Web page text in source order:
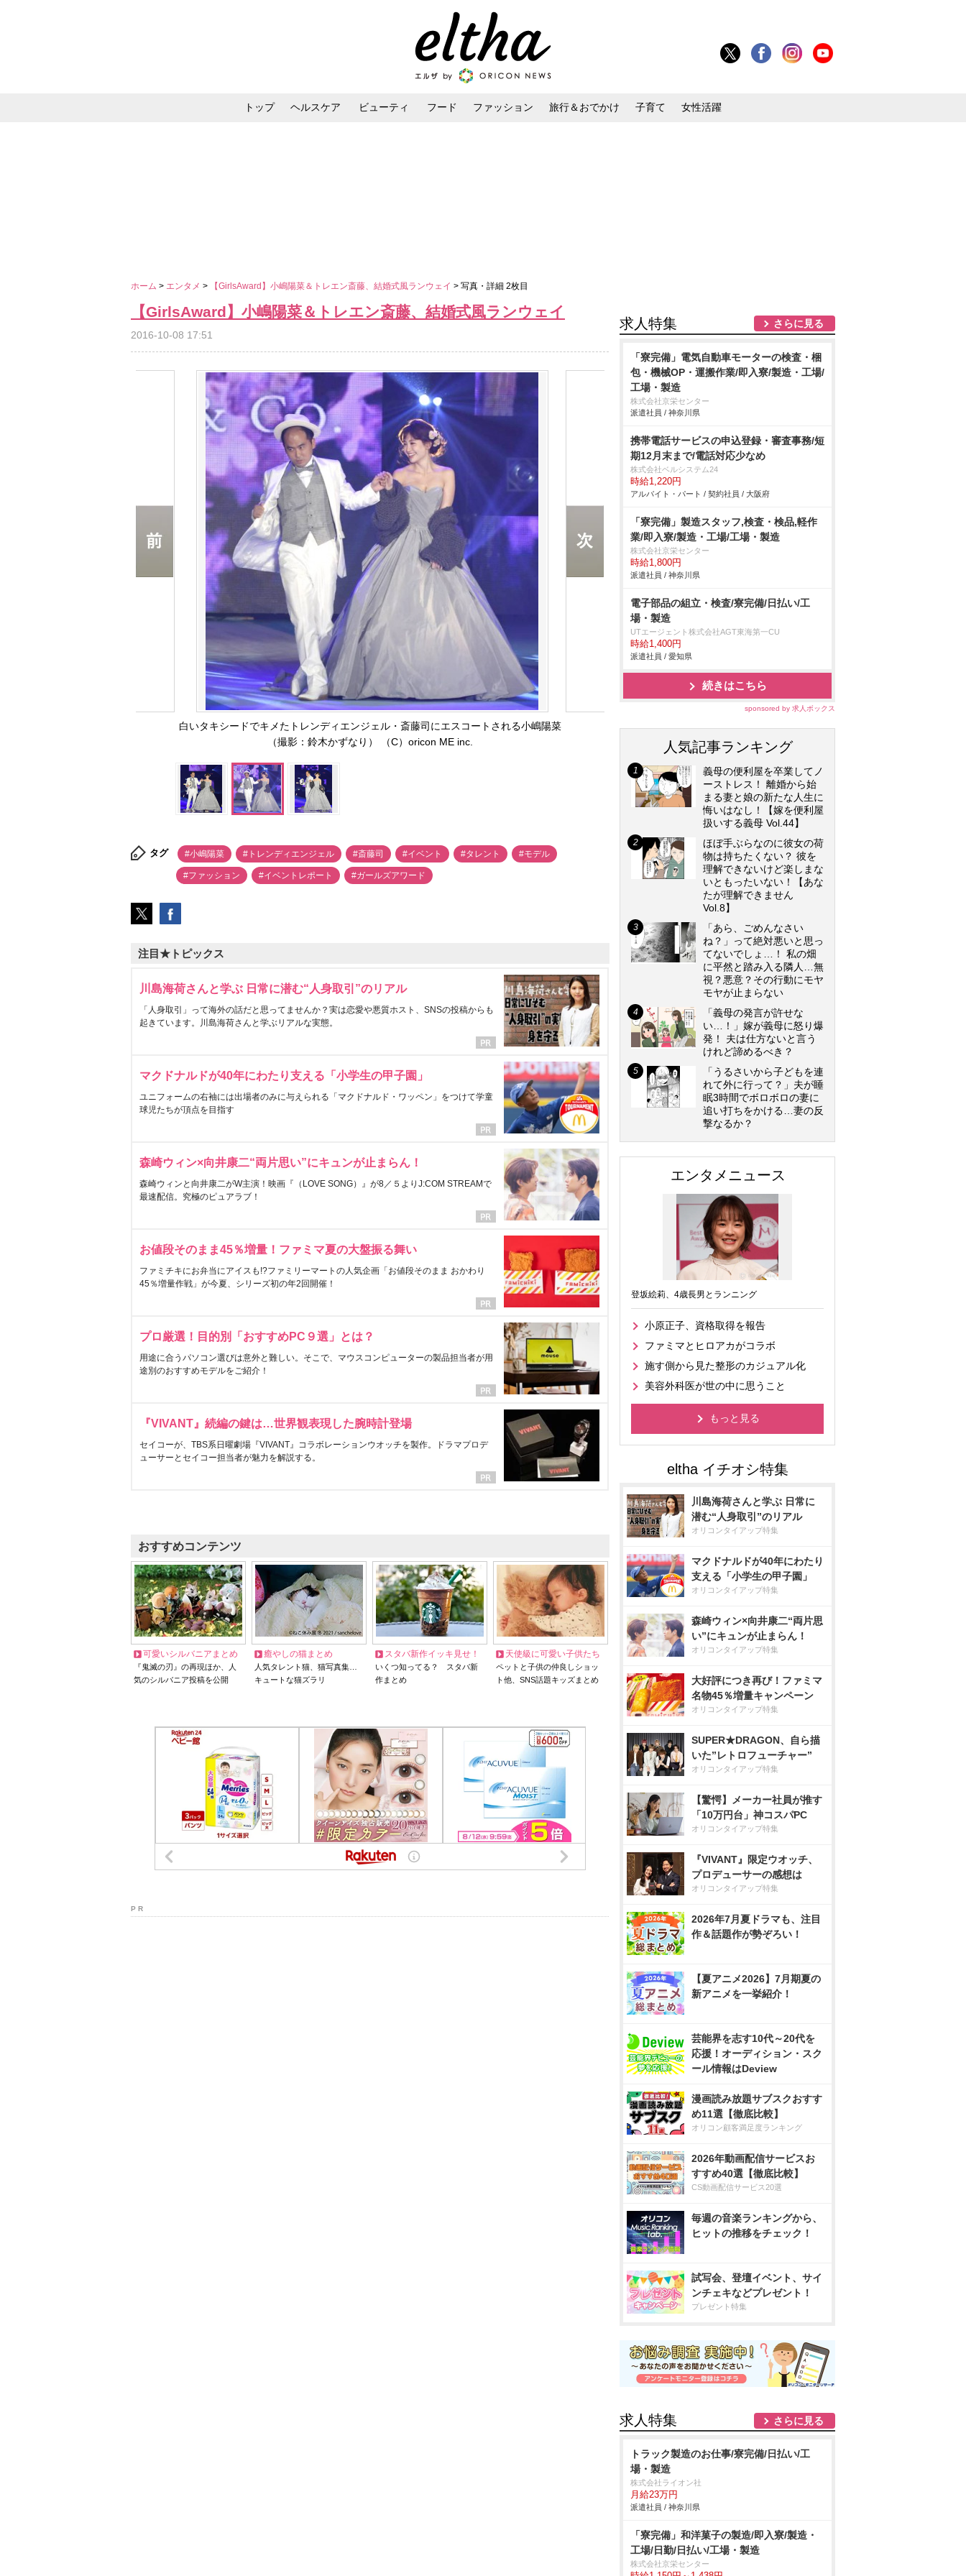
トップ ヘルスケア ビューティ フード ファッション 旅行＆おでかけ 子育て 女性活躍
ホーム > エンタメ > 【GirlsAward】小嶋陽菜＆トレエン斎藤、結婚式風ランウェイ > 写真・詳細 2枚目
【GirlsAward】小嶋陽菜＆トレエン斎藤、結婚式風ランウェイ
2016-10-08 17:51
白いタキシードでキメたトレンディエンジェル・斎藤司にエスコートされる小嶋陽菜
（撮影：鈴木かずなり） （C）oricon ME inc.
タグ #小嶋陽菜 #トレンディエンジェル #斎藤司 #イベント #タレント #モデル
#ファッション #イベントレポート #ガールズアワード
注目★トピックス
川島海荷さんと学ぶ 日常に潜む“人身取引”のリアル
「人身取引」って海外の話だと思ってませんか？実は恋愛や悪質ホスト、SNSの投稿からも
起きています。川島海荷さんと学ぶリアルな実態。
マクドナルドが40年にわたり支える「小学生の甲子園」
ユニフォームの右袖には出場者のみに与えられる「マクドナルド・ワッペン」をつけて学童
球児たちが頂点を目指す
森崎ウィン×向井康二“両片思い”にキュンが止まらん！
森崎ウィンと向井康二がW主演！映画『（LOVE SONG）』が8／５よりJ:COM STREAMで
最速配信。究極のピュアラブ！
お値段そのまま45％増量！ファミマ夏の大盤振る舞い
ファミチキにお弁当にアイスも!?ファミリーマートの人気企画「お値段そのまま おかわり
45％増量作戦」が今夏、シリーズ初の年2回開催！
プロ厳選！目的別「おすすめPC９選」とは？
用途に合うパソコン選びは意外と難しい。そこで、マウスコンピューターの製品担当者が用
途別のおすすめモデルをご紹介！
『VIVANT』続編の鍵は…世界観表現した腕時計登場
セイコーが、TBS系日曜劇場『VIVANT』コラボレーションウオッチを製作。ドラマプロデ
ューサーとセイコー担当者が魅力を解説する。
おすすめコンテンツ
可愛いシルバニアまとめ
『鬼滅の刃』の再現ほか、人
気のシルバニア投稿を公開
癒やしの猫まとめ
人気タレント猫、猫写真集…
キュートな猫ズラリ
スタバ新作イッキ見せ！
いくつ知ってる？ スタバ新
作まとめ
天使級に可愛い子供たち
ペットと子供の仲良しショッ
ト他、SNS話題キッズまとめ
P R
求人特集 さらに見る
「寮完備」電気自動車モーターの検査・梱
包・機械OP・運搬作業/即入寮/製造・工場/
工場・製造
株式会社京栄センター
派遣社員 / 神奈川県
携帯電話サービスの申込登録・審査事務/短
期12月末まで/電話対応少なめ
株式会社ベルシステム24
時給1,220円
アルバイト・パート / 契約社員 / 大阪府
「寮完備」製造スタッフ,検査・検品,軽作
業/即入寮/製造・工場/工場・製造
株式会社京栄センター
時給1,800円
派遣社員 / 神奈川県
電子部品の組立・検査/寮完備/日払い/工
場・製造
UTエージェント株式会社AGT東海第一CU
時給1,400円
派遣社員 / 愛知県
続きはこちら
sponsored by 求人ボックス
人気記事ランキング
義母の便利屋を卒業してノ
ーストレス！ 離婚から始
まる妻と娘の新たな人生に
悔いはなし！【嫁を便利屋
扱いする義母 Vol.44】
ほぼ手ぶらなのに彼女の荷
物は持ちたくない？ 彼を
理解できないけど楽しまな
いともったいない！【あな
たが理解できません
Vol.8】
「あら、ごめんなさい
ね？」って絶対悪いと思っ
てないでしょ…！ 私の畑
に平然と踏み入る隣人…無
視？悪意？その行動にモヤ
モヤが止まらない
「義母の発言が許せな
い…！」嫁が義母に怒り爆
発！ 夫は仕方ないと言う
けれど諦めるべき？
「うるさいから子どもを連
れて外に行って？」夫が睡
眠3時間でボロボロの妻に
追い打ちをかける…妻の反
撃なるか？
エンタメニュース
登坂絵莉、4歳長男とランニング
小原正子、資格取得を報告
ファミマとヒロアカがコラボ
施す側から見た整形のカジュアル化
美容外科医が世の中に思うこと
もっと見る
川島海荷さんと学ぶ 日常に
潜む“人身取引”のリアル
オリコンタイアップ特集
マクドナルドが40年にわたり
支える「小学生の甲子園」
オリコンタイアップ特集
森崎ウィン×向井康二“両片思
い”にキュンが止まらん！
オリコンタイアップ特集
大好評につき再び！ファミマ
名物45％増量キャンペーン
オリコンタイアップ特集
SUPER★DRAGON、自ら描
いた”レトロフューチャー”
オリコンタイアップ特集
【驚愕】メーカー社員が推す
「10万円台」神コスパPC
オリコンタイアップ特集
『VIVANT』限定ウオッチ、
プロデューサーの感想は
オリコンタイアップ特集
2026年7月夏ドラマも、注目
作＆話題作が勢ぞろい！
【夏アニメ2026】7月期夏の
新アニメを一挙紹介！
芸能界を志す10代～20代を
応援！オーディション・スク
ール情報はDeview
漫画読み放題サブスクおすす
め11選【徹底比較】
オリコン顧客満足度ランキング
2026年動画配信サービスお
すすめ40選【徹底比較】
CS動画配信サービス20選
毎週の音楽ランキングから、
ヒットの推移をチェック！
試写会、登壇イベント、サイ
ンチェキなどプレゼント！
プレゼント特集
求人特集 さらに見る
トラック製造のお仕事/寮完備/日払い/工
場・製造
株式会社ライオン社
月給23万円
派遣社員 / 神奈川県
「寮完備」和洋菓子の製造/即入寮/製造・
工場/日勤/日払い/工場・製造
株式会社京栄センター